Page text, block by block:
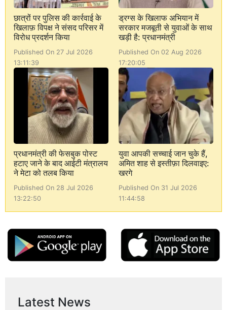
छात्रों पर पुलिस की कार्रवाई के
खिलाफ़ विपक्ष ने संसद परिसर में
विरोध प्रदर्शन किया
Published On 27 Jul 2026
13:11:39
ड्रग्स के खिलाफ अभियान में
सरकार मजबूती से युवाओं के साथ
खड़ी है: प्रधानमंत्री
Published On 02 Aug 2026
17:20:05
प्रधानमंत्री की फेसबुक पोस्ट
हटाए जाने के बाद आईटी मंत्रालय
ने मेटा को तलब किया
Published On 28 Jul 2026
13:22:50
युवा आपकी सच्चाई जान चुके हैं,
अमित शाह से इस्तीफ़ा दिलवाइए:
खरगे
Published On 31 Jul 2026
11:44:58
Latest News